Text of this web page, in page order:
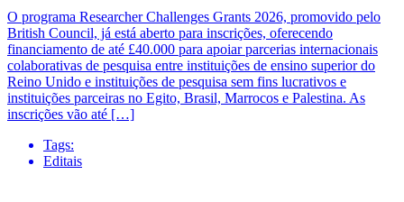
O programa Researcher Challenges Grants 2026, promovido pelo
British Council, já está aberto para inscrições, oferecendo
financiamento de até £40.000 para apoiar parcerias internacionais
colaborativas de pesquisa entre instituições de ensino superior do
Reino Unido e instituições de pesquisa sem fins lucrativos e
instituições parceiras no Egito, Brasil, Marrocos e Palestina. As
inscrições vão até […]
Tags:
Editais